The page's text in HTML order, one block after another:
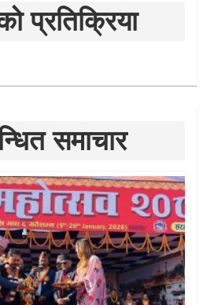
प्रतिक्रिया
समाचार